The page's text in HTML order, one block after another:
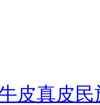
皮真皮